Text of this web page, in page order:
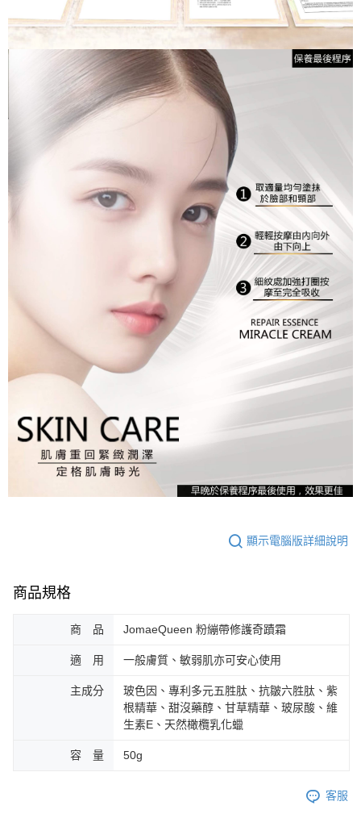
顯示電腦版詳細說明
商品規格
商 品 JomaeQueen 粉繃帶修護奇蹟霜
適 用 一般膚質、敏弱肌亦可安心使用
主成分
玻色因、專利多元五胜肽、抗皺六胜肽、紫
根精華、甜沒藥醇、甘草精華、玻尿酸、維
生素E、天然橄欖乳化蠟
容 量 50g
客服